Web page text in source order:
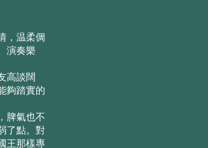
，温柔倜
演奏樂
⾼談闊
夠踏實的
脾氣也不
了點。對
王那樣專